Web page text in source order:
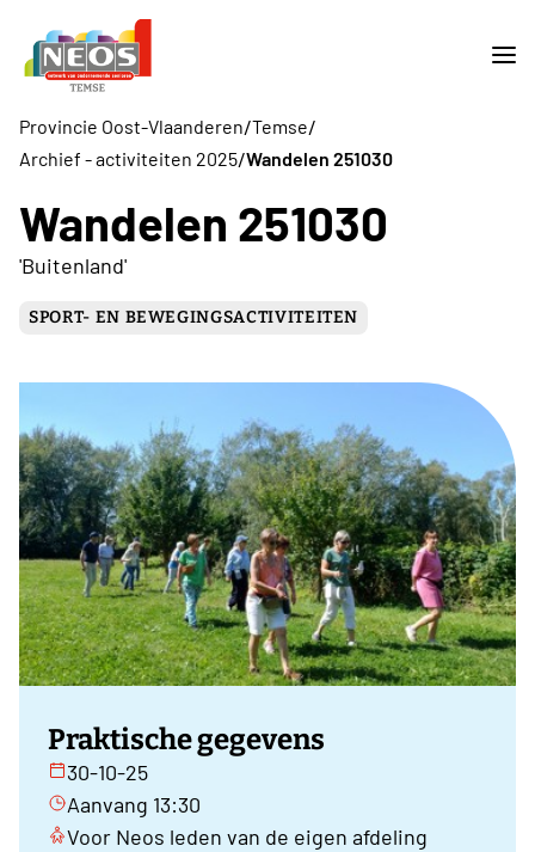
Provincie Oost-Vlaanderen/Temse/
Archief - activiteiten 2025/Wandelen 251030
Wandelen 251030
'Buitenland'
SPORT- EN BEWEGINGSACTIVITEITEN
Praktische gegevens
30-10-25
Aanvang 13:30
Voor Neos leden van de eigen afdeling